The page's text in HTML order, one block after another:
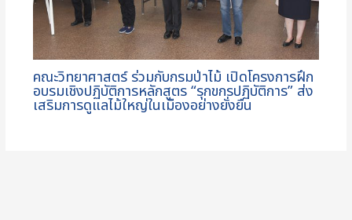
คณะวิทยาศาสตร์ ร่วมกับกรมป่าไม้ เปิดโครงการฝึก
อบรมเชิงปฏิบัติการหลักสูตร “รุกขกรปฏิบัติการ” ส่ง
เสริมการดูแลไม้ใหญ่ในเมืองอย่างยั่งยืน